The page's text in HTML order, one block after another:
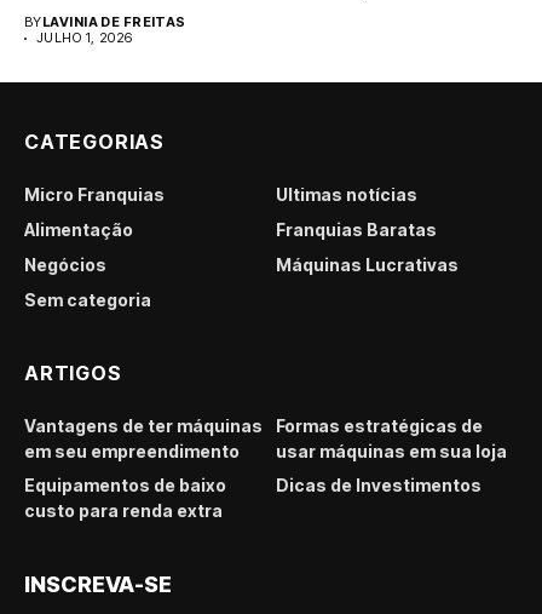
BYLAVINIA DE FREITAS
JULHO 1, 2026
CATEGORIAS
Micro Franquias
Últimas notícias
Alimentação
Franquias Baratas
Negócios
Máquinas Lucrativas
Sem categoria
ARTIGOS
Vantagens de ter máquinas
em seu empreendimento
Formas estratégicas de
usar máquinas em sua loja
Equipamentos de baixo
custo para renda extra
Dicas de Investimentos
INSCREVA-SE